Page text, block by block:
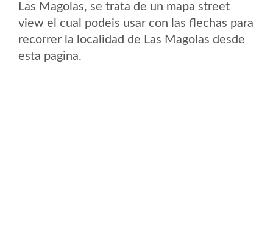
Las Magolas, se trata de un mapa street
view el cual podeis usar con las flechas para
recorrer la localidad de Las Magolas desde
esta pagina.